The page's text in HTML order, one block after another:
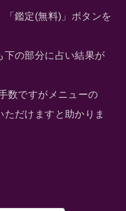
鑑定(無料)」ボタンを
下の部分に占い結果が
数ですがメニューの
ただけますと助かりま